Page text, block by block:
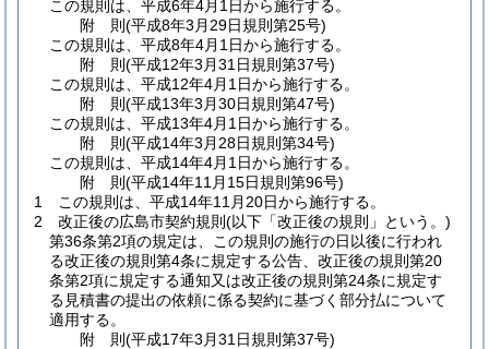
この規則は、平成6年4月1日から施行する。
附 則(平成8年3月29日規則第25号)
この規則は、平成8年4月1日から施行する。
附 則(平成12年3月31日規則第37号)
この規則は、平成12年4月1日から施行する。
附 則(平成13年3月30日規則第47号)
この規則は、平成13年4月1日から施行する。
附 則(平成14年3月28日規則第34号)
この規則は、平成14年4月1日から施行する。
附 則(平成14年11月15日規則第96号)
1
この規則は、平成14年11月20日から施行する。
2
改正後の広島市契約規則 (以下「改正後の規則」という。)
第36条第2項の規定は、この規則の施行の日以後に行われ
る改正後の規則第4条に規定する公告、改正後の規則第20
条第2項に規定する通知又は改正後の規則第24条に規定す
る見積書の提出の依頼に係る契約に基づく部分払について
適用する。
附 則(平成17年3月31日規則第37号)